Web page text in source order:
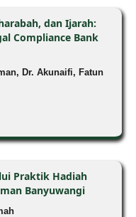
dan Ijarah:
Compliance Bank
Dr. Akunaifi, Fatun
Praktik Hadiah
Banyuwangi